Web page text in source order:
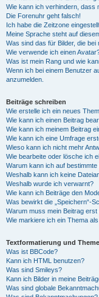
Wie kann ich verhindern, dass
Die Forenuhr geht falsch!
Ich habe die Zeitzone
Meine Sprache steht auf
Was sind das für Bilder, die
Wie verwende ich einen
Was ist mein Rang und wie
Wenn ich bei einem Benutzer
anzumelden.
Beiträge schreiben
Wie erstelle ich ein neues
Wie kann ich einen Beitrag
Wie kann ich meinem Beitrag
Wie kann ich eine Umfrage
Wieso kann ich nicht mehr
Wie bearbeite oder lösche ich
Warum kann ich auf
Weshalb kann ich keine
Weshalb wurde ich verwarnt?
Wie kann ich Beiträge den
Was bewirkt die „Speichern“-
Warum muss mein Beitrag
Wie markiere ich ein Thema
Textformatierung und
Was ist BBCode?
Kann ich HTML benutzen?
Was sind Smileys?
Kann ich Bilder in meine
Was sind globale